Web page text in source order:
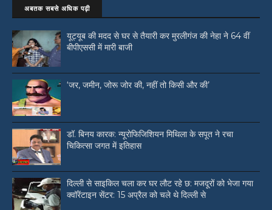
अबतक सबसे अधिक पढ़ी
यूट्यूब की मदद से घर से तैयारी कर मुरलीगंज की नेहा ने 64 वीं
बीपीएससी में मारी बाजी
‘जर, जमीन, जोरू जोर की, नहीं तो किसी और की’
डॉ. बिनय कारक: न्यूरोफिजिशियन मिथिला के सपूत ने रचा
चिकित्सा जगत में इतिहास
दिल्ली से साइकिल चला कर घर लौट रहे छ: मजदूरों को भेजा गया
क्वॉरेंटाइन सेंटर: 15 अप्रैल को चले थे दिल्ली से